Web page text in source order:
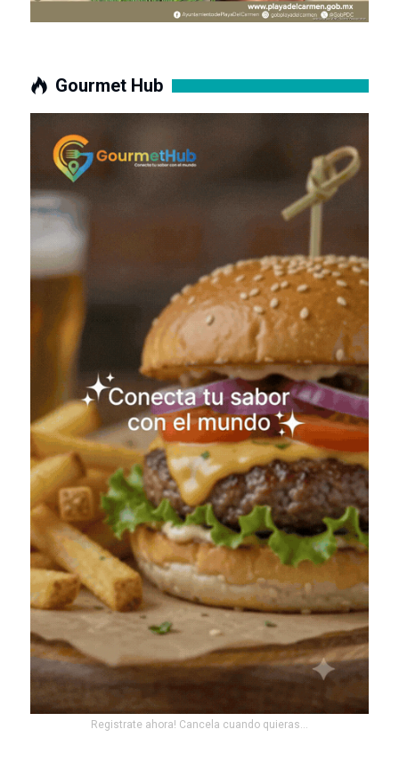
Gourmet Hub
Registrate ahora! Cancela cuando quieras...